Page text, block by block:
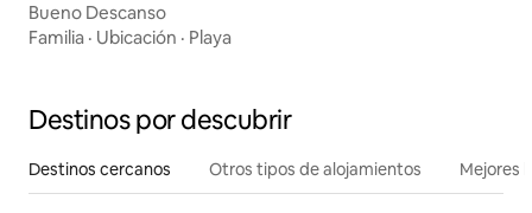
Bueno Descanso
Familia · Ubicación · Playa
Destinos por descubrir
Destinos cercanos Otros tipos de alojamientos Mejores